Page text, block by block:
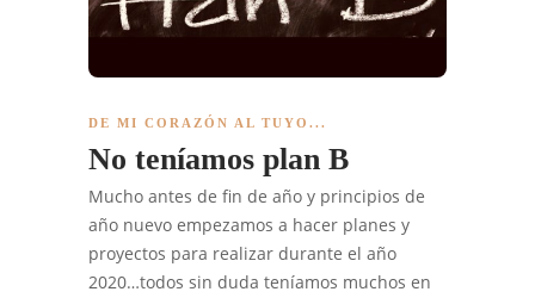
DE MI CORAZÓN AL TUYO...
No teníamos plan B
Mucho antes de fin de año y principios de
año nuevo empezamos a hacer planes y
proyectos para realizar durante el año
2020…todos sin duda teníamos muchos en